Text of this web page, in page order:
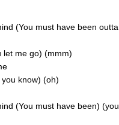
(You must have been outta
let me go) (mmm)
you know) (oh)
(You must have been) (you